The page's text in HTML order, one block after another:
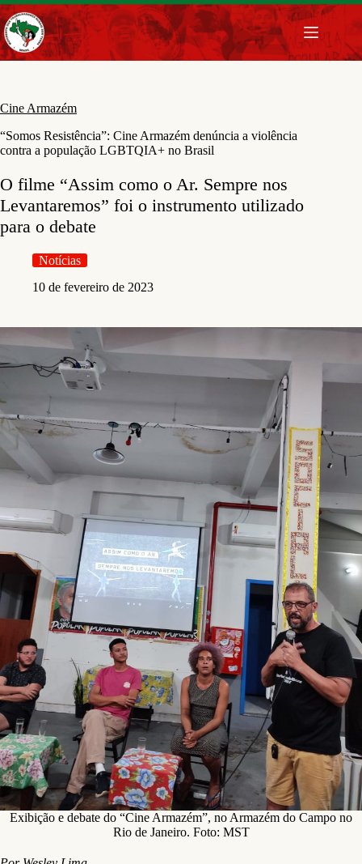
Pular
para
o
conteúdo
Cine Armazém
“Somos Resistência”: Cine Armazém denúncia a violência
contra a população LGBTQIA+ no Brasil
O filme “Assim como o Ar. Sempre nos
Levantaremos” foi o instrumento utilizado
para o debate
Notícias
10 de fevereiro de 2023
Exibição e debate do “Cine Armazém”, no Armazém do Campo no
Rio de Janeiro. Foto: MST